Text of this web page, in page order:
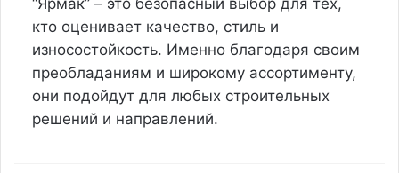
“Ярмак” – это безопасный выбор для тех,
кто оценивает качество, стиль и
износостойкость. Именно благодаря своим
преобладаниям и широкому ассортименту,
они подойдут для любых строительных
решений и направлений.